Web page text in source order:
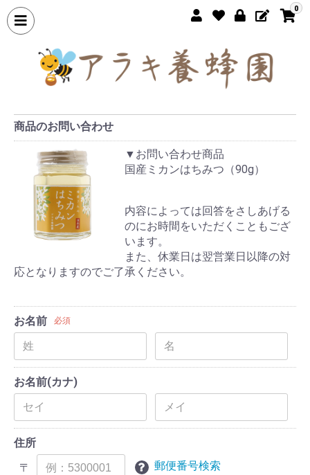
0
商品のお問い合わせ
▼お問い合わせ商品
国産ミカンはちみつ（90g）
内容によっては回答をさしあげる
のにお時間をいただくこともござ
います。
また、休業日は翌営業日以降の対
応となりますのでご了承ください。
お名前 必須
お名前(カナ)
住所
〒
郵便番号検索